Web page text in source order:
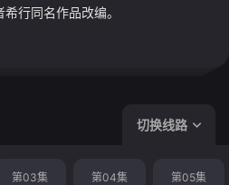
行同名作品改编。
切换线路
第03集 第04集 第05集